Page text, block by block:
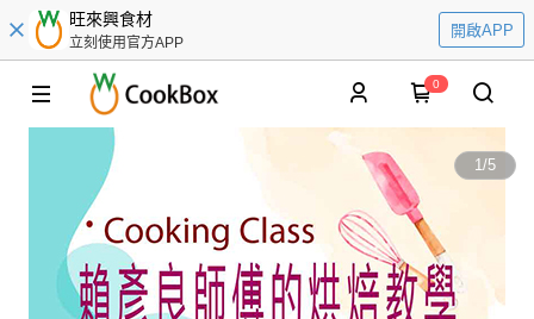
旺來興食材
立刻使用官方APP
開啟APP
0
1/5